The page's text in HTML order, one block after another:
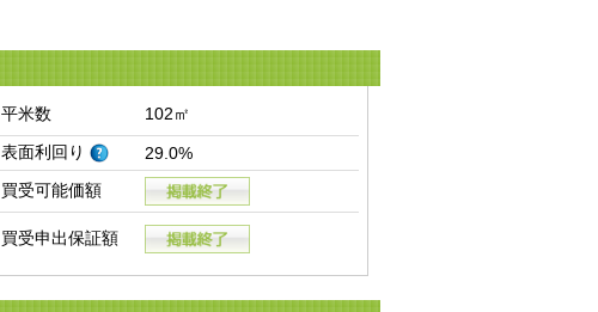
平米数
102㎡
表面利回り
29.0%
買受可能価額
買受申出保証額